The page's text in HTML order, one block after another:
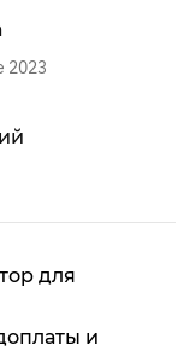
2023
для
и